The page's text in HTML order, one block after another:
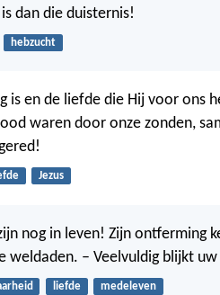
dan die duisternis!
hebzucht
is en de liefde die Hij voor ons
waren door onze zonden,
Jezus
nog in leven! Zijn ontferming
weldaden. – Veelvuldig blijkt
liefde medeleven